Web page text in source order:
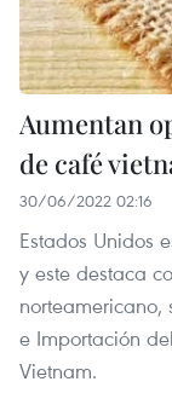
Aumentan
de café
30/06/2022 02:16
Estados Unidos
y este destaca
norteamericano,
e Importación
Vietnam.